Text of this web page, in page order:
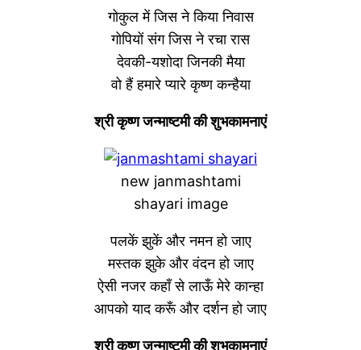
गोकुल में जिस ने किया निवास
गोपियों संग जिस ने रचा रास
देवकी-यशोदा जिनकी मैया
वो हैं हमारे प्यारे कृष्ण कन्हैया
श्री कृष्ण जन्माष्टमी की शुभकामनाएं
new janmashtami
shayari image
पलकें झुकें और नमन हो जाए
मस्तक झुके और वंदन हो जाए
ऐसी नजर कहाँ से लाऊँ मेरे कान्हा
आपको याद करूँ और दर्शन हो जाए
श्री कृष्ण जन्माष्टमी की शुभकामनाएं